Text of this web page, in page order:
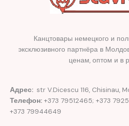
Канцтовары немецкого и
эксклюзивного партнёра в
ценам, оптом и в
Адрес: str V.Dicescu 116, Chisinau,
Телефон: +373 79512465; +373
+373 79944649